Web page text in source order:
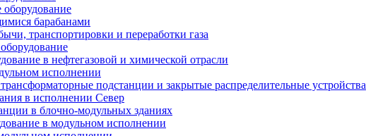
оборудование
барабанами
транспортировки и переработки газа
в нефтегазовой и химической отрасли
исполнении
подстанции и закрытые распределительные устройства
в исполнении Север
в блочно-модульных зданиях
в модульном исполнении